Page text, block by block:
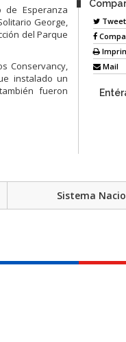
Esperanza
George,
del Parque
Conservancy,
instalado un
fueron
Tweet
Mail
Sistema